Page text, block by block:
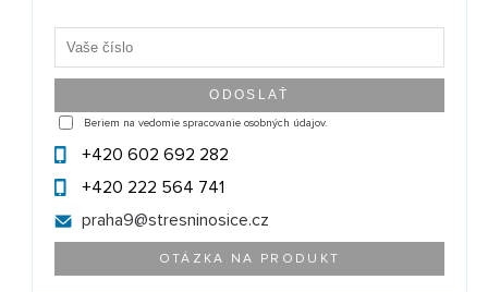
Beriem na vedomie spracovanie osobných údajov.
+420 602 692 282
+420 222 564 741
praha9@stresninosice.cz
OTÁZKA NA PRODUKT